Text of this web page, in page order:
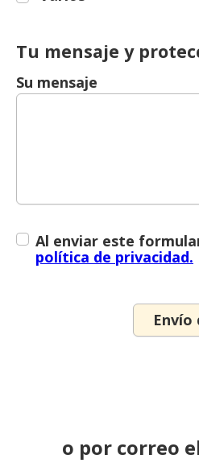
Tu mensaje y
Su mensaje
Al enviar este
política de privacidad.
o por correo